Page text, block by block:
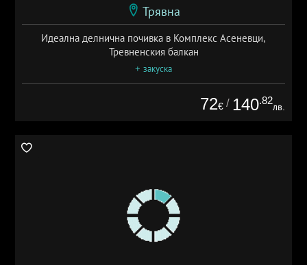
Трявна
Идеална делнична почивка в Комплекс Асеневци,
Тревненския балкан
+ закуска
72€ / 140.82
лв.